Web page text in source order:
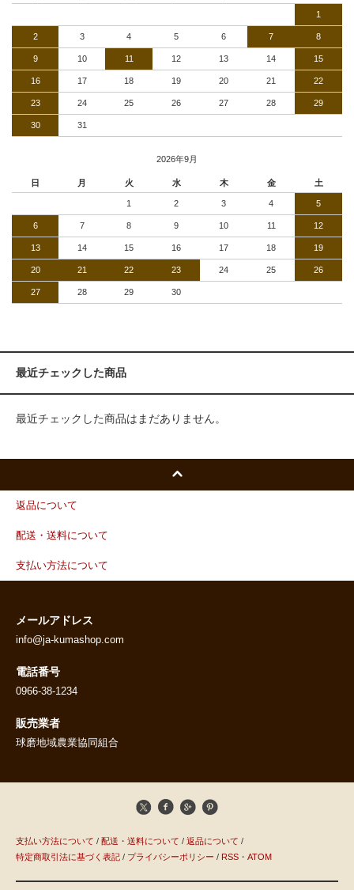
1
2 3 4 5 6 7 8
9 10 11 12 13 14 15
16 17 18 19 20 21 22
23 24 25 26 27 28 29
30 31
2026年9月
日 月 火 水 木 金 土
1 2 3 4 5
6 7 8 9 10 11 12
13 14 15 16 17 18 19
20 21 22 23 24 25 26
27 28 29 30
最近チェックした商品
最近チェックした商品はまだありません。
返品について
配送・送料について
支払い方法について
メールアドレス
info@ja-kumashop.com
電話番号
0966-38-1234
販売業者
球磨地域農業協同組合
支払い方法について / 配送・送料について / 返品について /
特定商取引法に基づく表記 / プライバシーポリシー / RSS ・ ATOM